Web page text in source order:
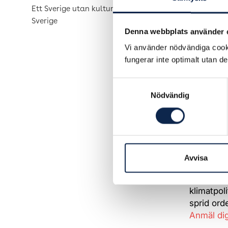
Denna webbplats använder
Vi använder nödvändiga
fungerar inte optimalt utan
Nödvändig
Avvisa
Ett Sverige utan kultur är ett tyst
Sverige
Scen &
augusti
klimatet i
Länk till
yrkesliv
går
sprid
Anmäl